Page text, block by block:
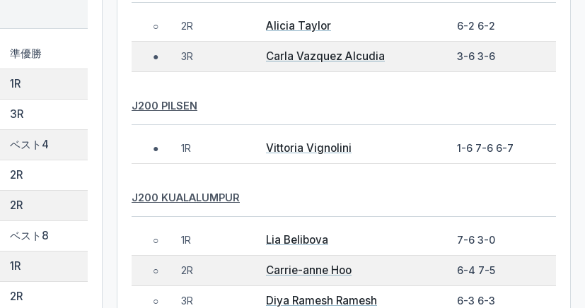
準優勝
1R
3R
ベスト4
2R
2R
ベスト8
1R
2R
○ 2R Alicia Taylor 6-2 6-2
● 3R Carla Vazquez Alcudia 3-6 3-6
J200 PILSEN
● 1R Vittoria Vignolini 1-6 7-6 6-7
J200 KUALALUMPUR
○ 1R Lia Belibova 7-6 3-0
○ 2R Carrie-anne Hoo 6-4 7-5
○ 3R Diya Ramesh Ramesh 6-3 6-3